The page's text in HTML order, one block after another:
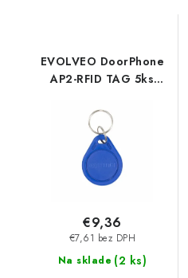
EVOLVEO DoorPhone
AP2-RFID TAG 5ks
Na sklade (2 ks)
€7,61 bez DPH
€9,36